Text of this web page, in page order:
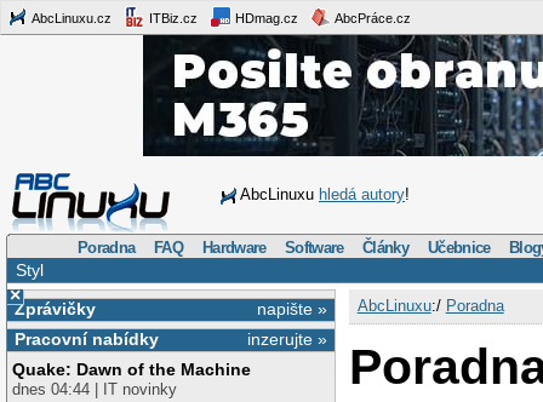
AbcLinuxu.cz ITBiz.cz HDmag.cz AbcPráce.cz
AbcLinuxu hledá autory!
Poradna FAQ Hardware Software Články Učebnice
Styl
×
napište »
Zprávičky
inzerujte »
Pracovní nabídky
Quake: Dawn of the Machine
dnes 04:44 | IT novinky
AbcLinuxu:/ Poradna